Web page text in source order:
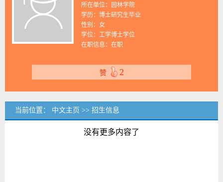
所在单位：园林学院
学历：博士研究生毕业
性别：女
学位：工学博士学位
在职信息：在职
赞 2
当前位置： 中文主页 >> 招生信息
没有更多内容了